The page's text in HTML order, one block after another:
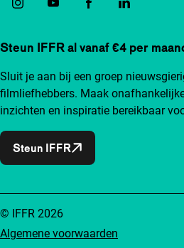
Steun IFFR al vanaf €4 per
Sluit je aan bij een groep
filmliefhebbers. Maak
inzichten en inspiratie bereikbaar
Steun IFFR
Algemene voorwaarden
© IFFR 2026